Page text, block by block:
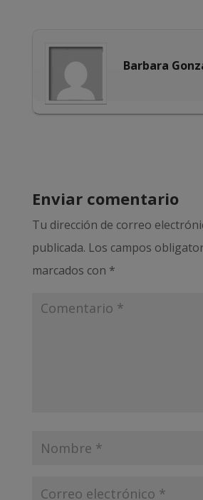
Barbara
Enviar comentario
Tu dirección de correo
publicada. Los campos
marcados con *